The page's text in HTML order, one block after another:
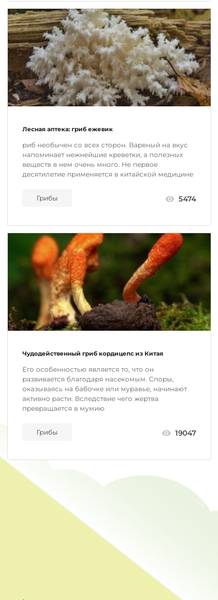
Лесная аптека: гриб ежевик
риб необычен со всех сторон. Вареный на вкус
напоминает нежнейшие креветки, а полезных
веществ в нем очень много. Не первое
десятилетие применяется в китайской медицине
Грибы 5474
Чудодейственный гриб кордицепс из Китая
Его особенностью является то, что он
развивается благодаря насекомым. Споры,
оказываясь на бабочке или муравье, начинают
активно расти. Вследствие чего жертва
превращается в мумию
Грибы 19047